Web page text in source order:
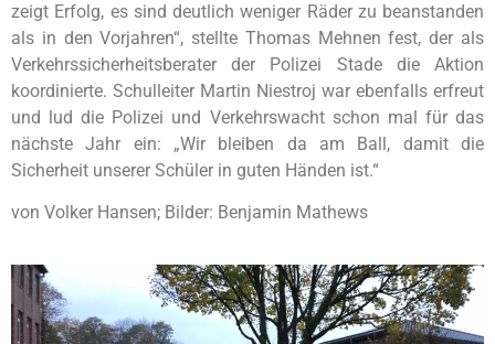
zeigt Erfolg, es sind deutlich weniger Räder zu beanstanden
als in den Vorjahren“, stellte Thomas Mehnen fest, der als
Verkehrssicherheitsberater der Polizei Stade die Aktion
koordinierte. Schulleiter Martin Niestroj war ebenfalls erfreut
und lud die Polizei und Verkehrswacht schon mal für das
nächste Jahr ein: „Wir bleiben da am Ball, damit die
Sicherheit unserer Schüler in guten Händen ist.“
von Volker Hansen; Bilder: Benjamin Mathews